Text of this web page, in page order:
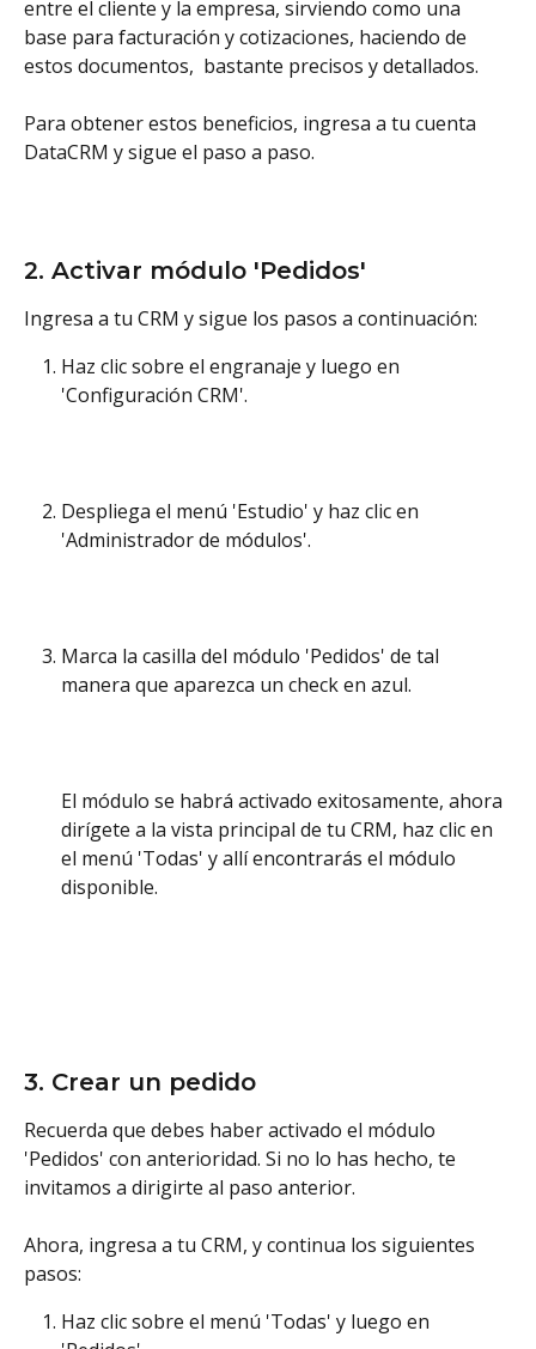
entre el cliente y la empresa, sirviendo como una
base para facturación y cotizaciones, haciendo de
estos documentos,  bastante precisos y detallados.
Para obtener estos beneficios, ingresa a tu cuenta
DataCRM y sigue el paso a paso.
2. Activar módulo 'Pedidos'
Ingresa a tu CRM y sigue los pasos a continuación:
Haz clic sobre el engranaje y luego en
'Configuración CRM'.
Despliega el menú 'Estudio' y haz clic en
'Administrador de módulos'.
Marca la casilla del módulo 'Pedidos' de tal
manera que aparezca un check en azul.
El módulo se habrá activado exitosamente, ahora
dirígete a la vista principal de tu CRM, haz clic en
el menú 'Todas' y allí encontrarás el módulo
disponible.
3. Crear un pedido
Recuerda que debes haber activado el módulo
'Pedidos' con anterioridad. Si no lo has hecho, te
invitamos a dirigirte al paso anterior.
Ahora, ingresa a tu CRM, y continua los siguientes
pasos:
Haz clic sobre el menú 'Todas' y luego en